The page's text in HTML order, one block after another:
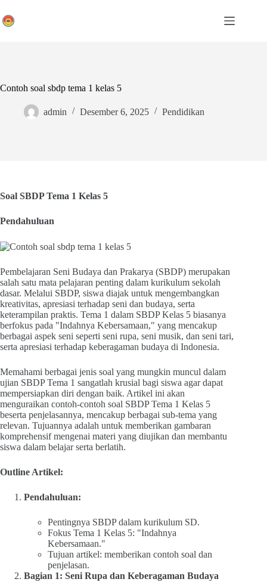
to
content
Contoh soal sbdp tema 1 kelas 5
admin Desember 6, 2025 Pendidikan
Soal SBDP Tema 1 Kelas 5
Pendahuluan
Pembelajaran Seni Budaya dan Prakarya (SBDP) merupakan
salah satu mata pelajaran penting dalam kurikulum sekolah
dasar. Melalui SBDP, siswa diajak untuk mengembangkan
kreativitas, apresiasi terhadap seni dan budaya, serta
keterampilan praktis. Tema 1 dalam SBDP Kelas 5 biasanya
berfokus pada "Indahnya Kebersamaan," yang mencakup
berbagai aspek seni seperti seni rupa, seni musik, dan seni tari,
serta apresiasi terhadap keberagaman budaya di Indonesia.
Memahami berbagai jenis soal yang mungkin muncul dalam
ujian SBDP Tema 1 sangatlah krusial bagi siswa agar dapat
mempersiapkan diri dengan baik. Artikel ini akan
menguraikan contoh-contoh soal SBDP Tema 1 Kelas 5
beserta penjelasannya, mencakup berbagai sub-tema yang
relevan. Tujuannya adalah untuk memberikan gambaran
komprehensif mengenai materi yang diujikan dan membantu
siswa dalam belajar serta berlatih.
Outline Artikel:
Pendahuluan:
Pentingnya SBDP dalam kurikulum SD.
Fokus Tema 1 Kelas 5: "Indahnya
Kebersamaan."
Tujuan artikel: memberikan contoh soal dan
penjelasan.
Bagian 1: Seni Rupa dan Keberagaman Budaya